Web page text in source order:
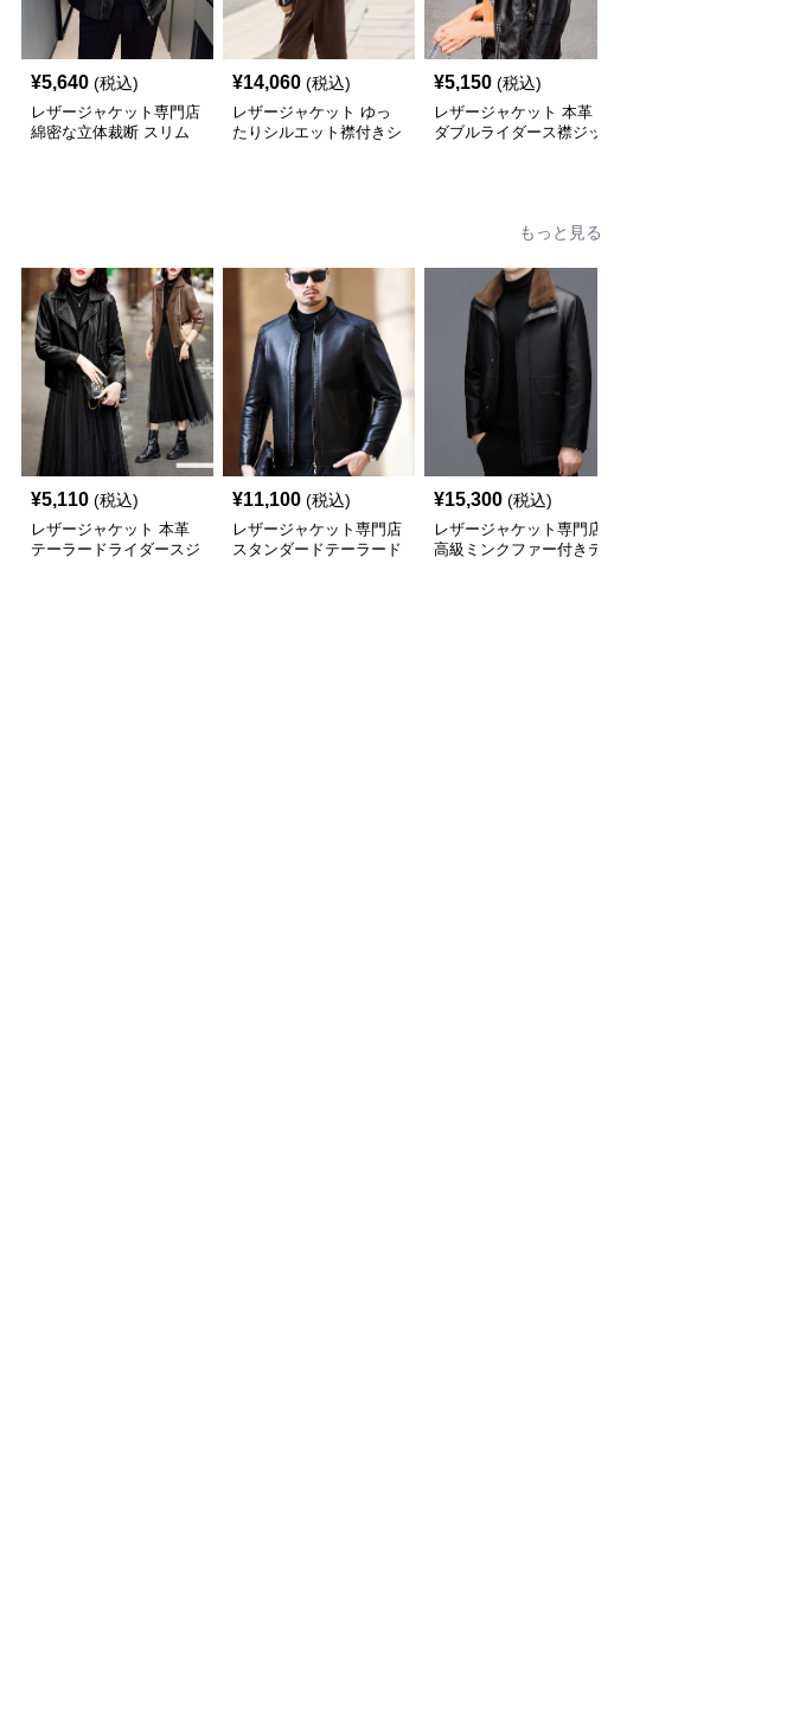
¥5,640 (税込)
レザージャケット専門店
綿密な立体裁断 スリム
¥14,060 (税込)
レザージャケット ゆっ
たりシルエット襟付きシ
¥5,150 (税込)
レザージャケット 本革
ダブルライダース襟ジッ
もっと見る
¥5,110 (税込)
レザージャケット 本革
テーラードライダースジ
¥11,100 (税込)
レザージャケット専門店
スタンダードテーラード
¥15,300 (税込)
レザージャケット専門店
高級ミンクファー付きテ